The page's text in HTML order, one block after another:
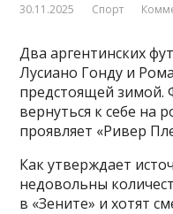
30.11.2025 Спорт
Два аргентинских
Лусиано Гонду и
предстоящей зимой.
вернуться к себе на
проявляет «Ривер
Как утверждает
недовольны
в «Зените» и хотят